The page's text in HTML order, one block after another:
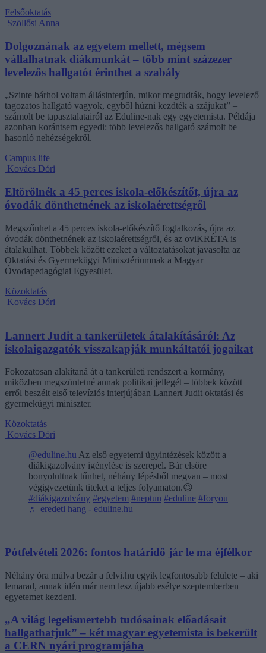
Felsőoktatás
Szöllősi Anna
Dolgoznának az egyetem mellett, mégsem
vállalhatnak diákmunkát – több mint százezer
levelezős hallgatót érinthet a szabály
„Szinte bárhol voltam állásinterjún, mikor megtudták, hogy levelező
tagozatos hallgató vagyok, egyből húzni kezdték a szájukat” –
számolt be tapasztalatairól az Eduline-nak egy egyetemista. Példája
azonban korántsem egyedi: több levelezős hallgató számolt be
hasonló nehézségekről.
Campus life
Kovács Dóri
Eltörölnék a 45 perces iskola-előkészítőt, újra az
óvodák dönthetnének az iskolaérettségről
Megszűnhet a 45 perces iskola-előkészítő foglalkozás, újra az
óvodák dönthetnének az iskolaérettségről, és az oviKRÉTA is
átalakulhat. Többek között ezeket a változtatásokat javasolta az
Oktatási és Gyermekügyi Minisztériumnak a Magyar
Óvodapedagógiai Egyesület.
Közoktatás
Kovács Dóri
Lannert Judit a tankerületek átalakításáról: Az
iskolaigazgatók visszakapják munkáltatói jogaikat
Fokozatosan alakítaná át a tankerületi rendszert a kormány,
miközben megszüntetné annak politikai jellegét – többek között
erről beszélt első televíziós interjújában Lannert Judit oktatási és
gyermekügyi miniszter.
Közoktatás
Kovács Dóri
@eduline.hu Az első egyetemi ügyintézések között a
diákigazolvány igénylése is szerepel. Bár elsőre
bonyolultnak tűnhet, néhány lépésből megvan – most
végigvezetünk titeket a teljes folyamaton.😉
#diákigazolvány #egyetem #neptun #eduline #foryou
♬ eredeti hang - eduline.hu
Pótfelvételi 2026: fontos határidő jár le ma éjfélkor
Néhány óra múlva bezár a felvi.hu egyik legfontosabb felülete – aki
lemarad, annak idén már nem lesz újabb esélye szeptemberben
egyetemet kezdeni.
„A világ legelismertebb tudósainak előadásait
hallgathatjuk” – két magyar egyetemista is bekerült
a CERN nyári programjába